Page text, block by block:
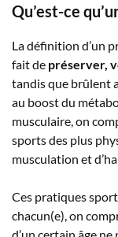
Qu’est-ce
La définition d’un
fait de préserver,
tandis que brûlent
au boost du
musculaire, on
sports des plus
musculation et
Ces pratiques
chacun(e), on